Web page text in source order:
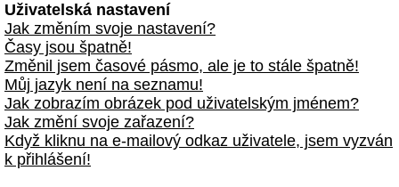
Uživatelská nastavení
Jak změním svoje nastavení?
Časy jsou špatně!
Změnil jsem časové pásmo, ale je to stále špatně!
Můj jazyk není na seznamu!
Jak zobrazím obrázek pod uživatelským jménem?
Jak změní svoje zařazení?
Když kliknu na e-mailový odkaz uživatele, jsem vyzván
k přihlášení!